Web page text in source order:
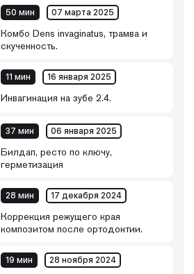
50 мин 07 марта 2025
Комбо Dens invaginatus, трамва и
скученность.
11 мин 16 января 2025
Инвагинация на зубе 2.4.
37 мин 06 января 2025
Билдап, ресто по ключу,
герметизация
28 мин 17 декабря 2024
Коррекция режущего края
композитом после ортодонтии.
19 мин 28 ноября 2024